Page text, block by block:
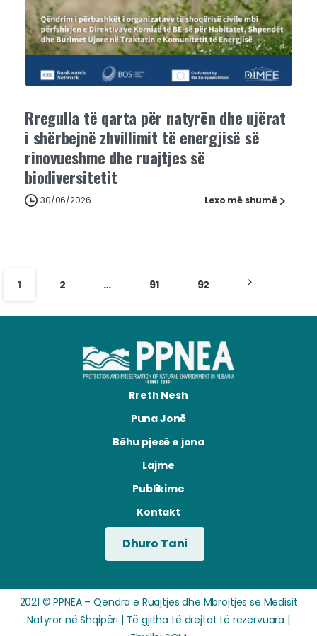
Rregulla të qarta për natyrën dhe ujërat
i shërbejnë zhvillimit të energjisë së
rinovueshme dhe ruajtjes së
biodiversitetit
30/06/2026 Lexo më shumë
1 2 … 91 92
Rreth Nesh
Puna Jonë
Bëhu pjesë e jona
Lajme
Publikime
Kontakt
Dhuro Tani
2021 © PPNEA – Qendra e Ruajtjes dhe Mbrojtjes së Medisit
Natyror në Shqipëri | Të gjitha të drejtat të rezervuara |